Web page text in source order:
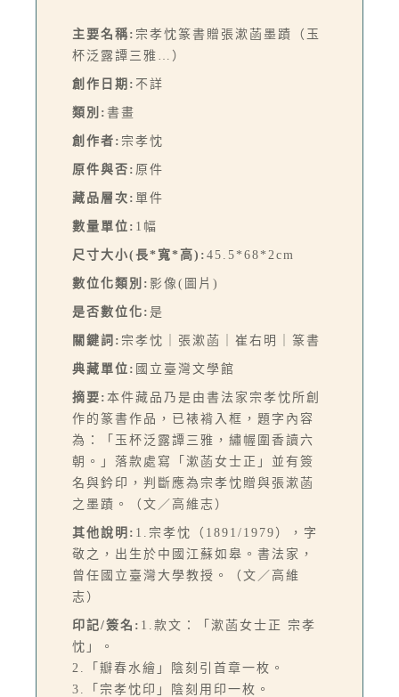
主要名稱: 宗孝忱篆書贈張漱菡墨蹟（玉
杯泛露譚三雅…）
創作日期: 不詳
類別: 書畫
創作者: 宗孝忱
原件與否: 原件
藏品層次: 單件
數量單位: 1幅
尺寸大小(長*寬*高): 45.5*68*2cm
數位化類別: 影像(圖片)
是否數位化: 是
關鍵詞: 宗孝忱｜張漱菡｜崔右明｜篆書
典藏單位: 國立臺灣文學館
摘要: 本件藏品乃是由書法家宗孝忱所創
作的篆書作品，已裱褙入框，題字內容
為：「玉杯泛露譚三雅，繡幄圍香讀六
朝。」落款處寫「漱菡女士正」並有簽
名與鈐印，判斷應為宗孝忱贈與張漱菡
之墨蹟。（文／高維志）
其他說明: 1.宗孝忱（1891/1979），字
敬之，出生於中國江蘇如皋。書法家，
曾任國立臺灣大學教授。（文／高維
志）
印記/簽名: 1.款文：「漱菡女士正 宗孝
忱」。
2.「瓣春水繪」陰刻引首章一枚。
3.「宗孝忱印」陰刻用印一枚。